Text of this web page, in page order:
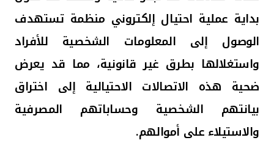
بداية عملية احتيال إلكتروني منظمة تستهدف
الوصول إلى المعلومات الشخصية للأفراد
واستغلالها بطرق غير قانونية، مما قد يعرض
ضحية هذه الاتصالات الاحتيالية إلى اختراق
بيانتهم الشخصية وحساباتهم المصرفية
والاستيلاء على أموالهم.